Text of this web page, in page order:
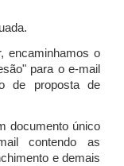
encaminhamos o
para o e-mail
de proposta de
documento único
contendo as
e demais